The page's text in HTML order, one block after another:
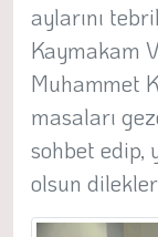
aylarını
Kaymakam
Muhammet
masaları
sohbet edip,
olsun